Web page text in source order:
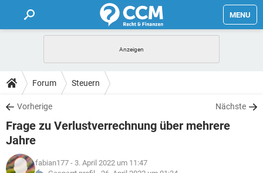
MENU
FORUM
TIPPS
LEXIKON
Forum Steuern
Vorherige Nächste
Frage zu Verlustverrechnung über mehrere
Jahre
fabian177 - 3. April 2022 um 11:47